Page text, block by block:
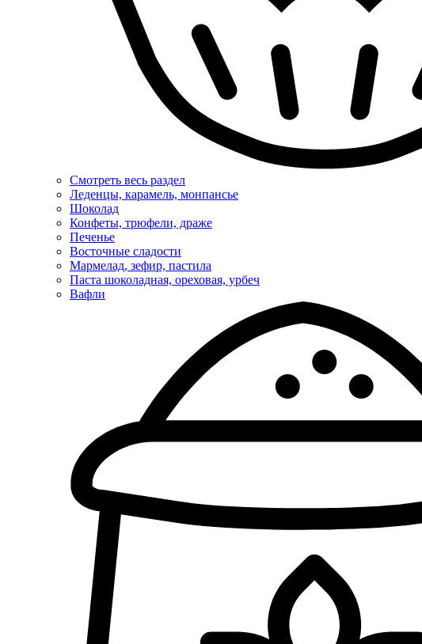
Смотреть весь раздел
Леденцы, карамель, монпансье
Шоколад
Конфеты, трюфели, драже
Печенье
Восточные сладости
Мармелад, зефир, пастила
Паста шоколадная, ореховая, урбеч
Вафли